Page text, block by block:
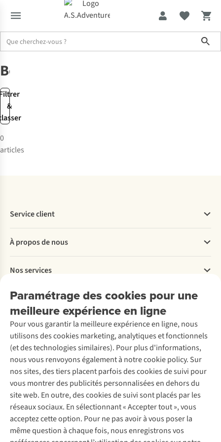
&
Bench
0
articles
Paramétrage des cookies pour une
meilleure expérience en ligne
Pour vous garantir la meilleure expérience en ligne, nous
utilisons des cookies marketing, analytiques et fonctionnels
(et des technologies similaires). Pour plus d'informations,
nous vous renvoyons également à notre cookie policy. Sur
nos sites, des tiers placent parfois des cookies de suivi pour
vous montrer des publicités personnalisées en dehors du
site web. En outre, des cookies de suivi sont placés par les
réseaux sociaux. En sélectionnant « Accepter tout », vous
acceptez cette option. Pour ne pas avoir à vous poser la
même question à chaque fois, nous enregistrons vos
Service client
Commander
Payer
Livraison
Rétractation d'une commande
Entretien & réparations
Garantie
Contactez-nous
À propos de nous
Explore More
À propos d’Ayacucho
Nos magasins
À propos d’A.S.Adventure
Déclaration d'accessibilité
Nos services
Location / Location sports d’hiver
Entretien de ski
Service de lavage
Entretien de chaussures
Réparation de chaussures
Réparation de vêtements
Retouches
Pour les entreprises
Découvrez
A.S.Magazine
Explore Camp
Gear Check
Expertise & conseils
Abonnez-vous à la newsletter
Suivez-nous